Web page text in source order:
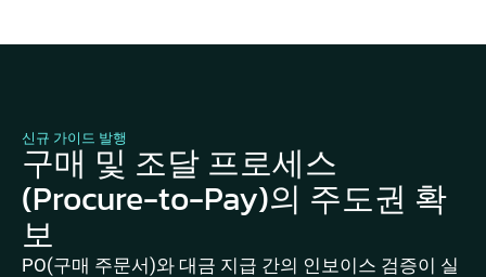
신규 가이드 발행
구매 및 조달 프로세스
(Procure-to-Pay)의 주도권 확
보
PO(구매 주문서)와 대금 지급 간의 인보이스 검증이 실